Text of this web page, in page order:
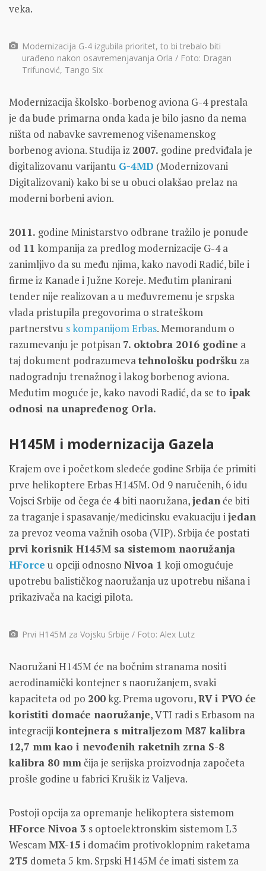
veka.
Modernizacija G-4 izgubila prioritet, to bi trebalo biti
urađeno nakon osavremenjavanja Orla / Foto: Dragan
Trifunović, Tango Six
Modernizacija školsko-borbenog aviona G-4 prestala
je da bude primarna onda kada je bilo jasno da nema
ništa od nabavke savremenog višenamenskog
borbenog aviona. Studija iz 2007. godine predviđala je
digitalizovanu varijantu G-4MD (Modernizovani
Digitalizovani) kako bi se u obuci olakšao prelaz na
moderni borbeni avion.
2011. godine Ministarstvo odbrane tražilo je ponude
od 11 kompanija za predlog modernizacije G-4 a
zanimljivo da su među njima, kako navodi Radić, bile i
firme iz Kanade i Južne Koreje. Međutim planirani
tender nije realizovan a u međuvremenu je srpska
vlada pristupila pregovorima o strateškom
partnerstvu s kompanijom Erbas. Memorandum o
razumevanju je potpisan 7. oktobra 2016 godine a
taj dokument podrazumevatehnološku podršku za
nadogradnju trenažnog i lakog borbenog aviona.
Međutim moguće je, kako navodi Radić, da se to ipak
odnosi na unapređenog Orla.
H145M i modernizacija Gazela
Krajem ove i početkom sledeće godine Srbija će primiti
prve helikoptere Erbas H145M. Od 9 naručenih, 6 idu
Vojsci Srbije od čega će 4biti naoružana,jedan će biti
za traganje i spasavanje/medicinsku evakuaciju i jedan
za prevoz veoma važnih osoba (VIP). Srbija će postati
prvi korisnik H145M sa sistemom naoružanja
HForce u opciji odnosno Nivoa 1 koji omogućuje
upotrebu balističkog naoružanja uz upotrebu nišana i
prikazivača na kacigi pilota.
Prvi H145M za Vojsku Srbije / Foto: Alex Lutz
Naoružani H145M će na bočnim stranama nositi
aerodinamički kontejner s naoružanjem, svaki
kapaciteta od po 200kg. Prema ugovoru,RV i PVO će
koristiti domaće naoružanje, VTI radi s Erbasom na
integraciji kontejnera s mitraljezom M87 kalibra
12,7 mm kao i nevođenih raketnih zrna S-8
kalibra 80 mm čija je serijska proizvodnja započeta
prošle godine u fabrici Krušik iz Valjeva.
Postoji opcija za opremanje helikoptera sistemom
HForce Nivoa 3 s optoelektronskim sistemom L3
Wescam MX-15 i domaćim protivoklopnim raketama
2T5 dometa 5 km. Srpski H145M će imati sistem za